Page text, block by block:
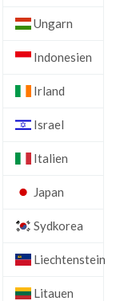
Ungarn
Indonesien
Irland
Israel
Italien
Japan
Sydkorea
Liechtenstein
Litauen